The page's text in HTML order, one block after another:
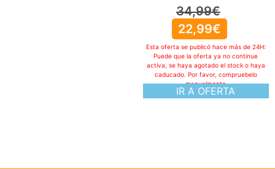
34,99€
22,99€
IR A OFERTA
Esta oferta se publicó hace más de 24H:
Puede que la oferta ya no continue
activa, se haya agotado el stock o haya
caducado. Por favor, compruebelo
manualmente